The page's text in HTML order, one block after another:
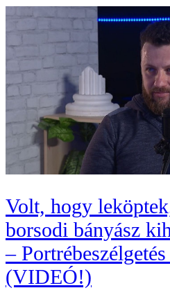
Volt, hogy
borsodi bányász
–
(VIDEÓ!)